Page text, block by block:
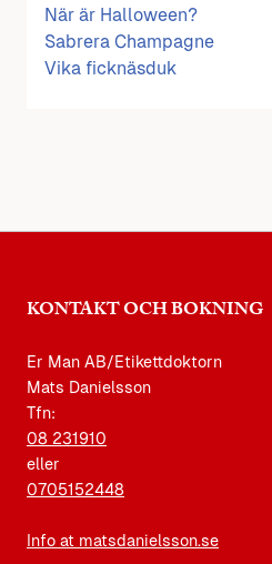
När är Halloween?
Sabrera Champagne
Vika ficknäsduk
KONTAKT OCH BOKNING
Er Man AB/Etikettdoktorn
Mats Danielsson
Tfn:
08 231910
eller
0705152448
Info at matsdanielsson.se